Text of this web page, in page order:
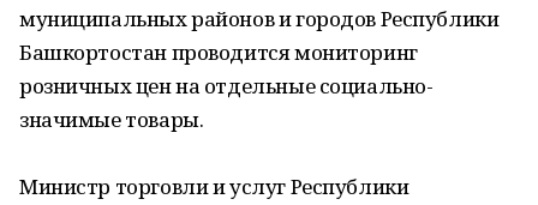
муниципальных районов и городов Республики
Башкортостан проводится мониторинг
розничных цен на отдельные социально-
значимые товары.
Министр торговли и услуг Республики